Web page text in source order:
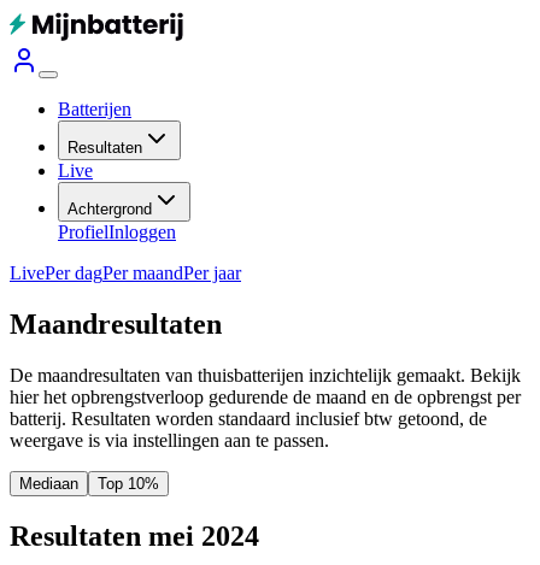
Batterijen
Resultaten
Live
Achtergrond
ProfielInloggen
LivePer dagPer maandPer jaar
Maandresultaten
De maandresultaten van thuisbatterijen inzichtelijk gemaakt. Bekijk
hier het opbrengstverloop gedurende de maand en de opbrengst per
batterij. Resultaten worden standaard inclusief btw getoond, de
weergave is via instellingen aan te passen.
Mediaan Top 10%
Resultaten mei 2024